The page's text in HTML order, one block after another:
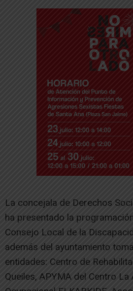
La concejala de Derechos
ha presentado la
Consejo Local de la
además del ayuntamiento
entidades: Centro de
Queiles, APYMA del Centro La